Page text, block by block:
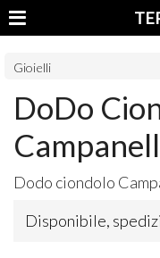
Gioielli
DoDo
Dodo ciondolo
Disponibile,